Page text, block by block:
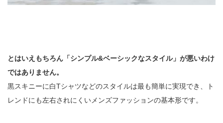
とはいえもちろん「シンプル&ベーシックなスタイル」が悪いわけ
ではありません。
黒スキニーに白Tシャツなどのスタイルは最も簡単に実現でき、ト
レンドにも左右されにくいメンズファッションの基本形です。